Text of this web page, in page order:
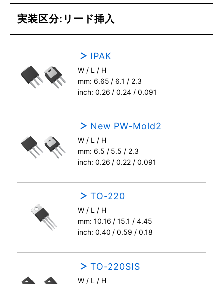
実装区分:リード挿入
IPAK
W / L / H
mm: 6.65 / 6.1 / 2.3
inch: 0.26 / 0.24 / 0.091
New PW-Mold2
W / L / H
mm: 6.5 / 5.5 / 2.3
inch: 0.26 / 0.22 / 0.091
TO-220
W / L / H
mm: 10.16 / 15.1 / 4.45
inch: 0.40 / 0.59 / 0.18
TO-220SIS
W / L / H